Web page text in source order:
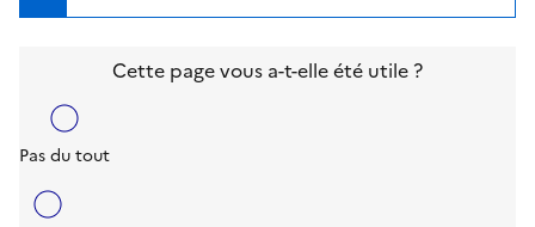
Cette page vous a-t-elle été utile ?
Pas du tout